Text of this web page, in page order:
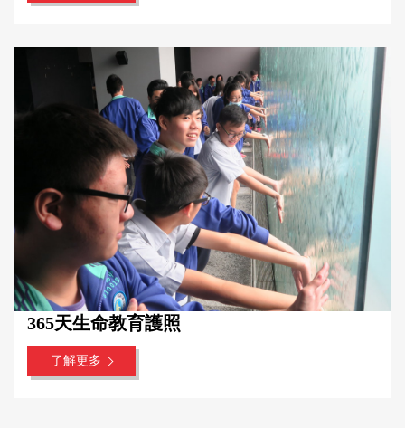
365天生命教育護照
了解更多